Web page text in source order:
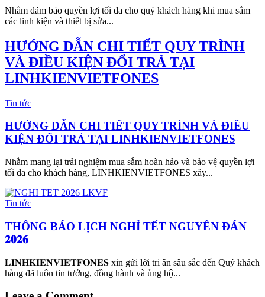
Nhằm đảm bảo quyền lợi tối đa cho quý khách hàng khi mua sắm
các linh kiện và thiết bị sửa...
HƯỚNG DẪN CHI TIẾT QUY TRÌNH
VÀ ĐIỀU KIỆN ĐỔI TRẢ TẠI
LINHKIENVIETFONES
Tin tức
HƯỚNG DẪN CHI TIẾT QUY TRÌNH VÀ ĐIỀU
KIỆN ĐỔI TRẢ TẠI LINHKIENVIETFONES
Nhằm mang lại trải nghiệm mua sắm hoàn hảo và bảo vệ quyền lợi
tối đa cho khách hàng, LINHKIENVIETFONES xây...
Tin tức
THÔNG BÁO LỊCH NGHỈ TẾT NGUYÊN ĐÁN
𝟐𝟎𝟐𝟔
𝐋𝐈𝐍𝐇𝐊𝐈𝐄𝐍𝐕𝐈𝐄𝐓𝐅𝐎𝐍𝐄𝐒 xin gửi lời tri ân sâu sắc đến Quý khách
hàng đã luôn tin tưởng, đồng hành và ủng hộ...